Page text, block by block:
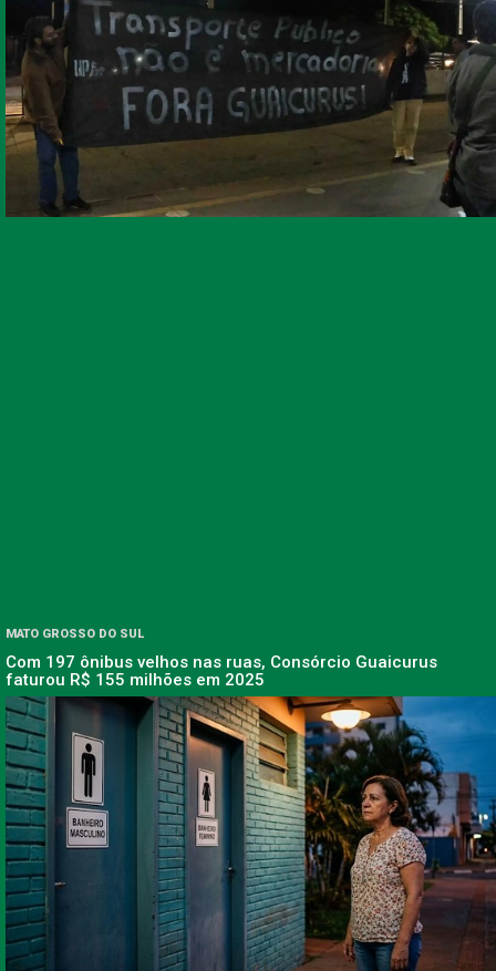
MATO GROSSO DO SUL
Com 197 ônibus velhos nas ruas, Consórcio Guaicurus
faturou R$ 155 milhões em 2025